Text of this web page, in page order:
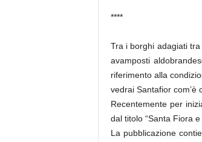
****
Tra i borghi adagiati
avamposti
riferimento alla
vedrai Santafior com’è
Recentemente per
dal titolo “Santa Fiora
La pubblicazione